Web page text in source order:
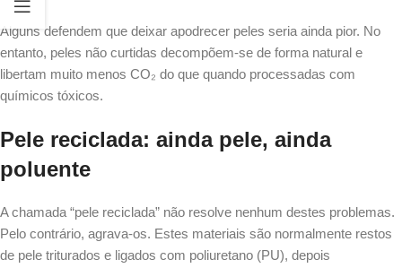
Alguns defendem que deixar apodrecer peles seria ainda pior. No
entanto, peles não curtidas decompõem-se de forma natural e
libertam muito menos CO₂ do que quando processadas com
químicos tóxicos.
Pele reciclada: ainda pele, ainda
poluente
A chamada “pele reciclada” não resolve nenhum destes problemas.
Pelo contrário, agrava-os. Estes materiais são normalmente restos
de pele triturados e ligados com poliuretano (PU), depois